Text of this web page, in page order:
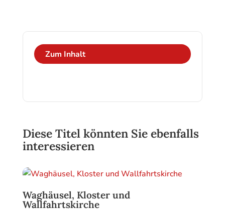
Zum Inhalt
Diese Titel könnten Sie ebenfalls
interessieren
Waghäusel, Kloster und
Wallfahrtskirche